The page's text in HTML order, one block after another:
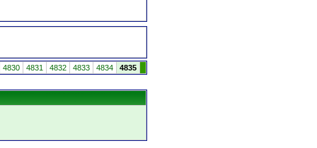
4830 4831 4832 4833 4834 4835